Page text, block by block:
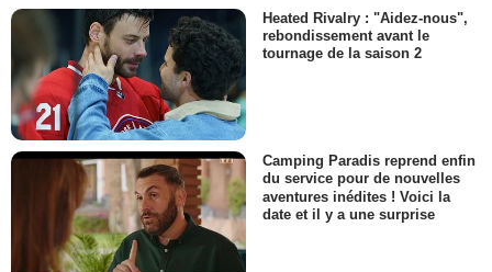
Heated Rivalry : "Aidez-nous",
rebondissement avant le
tournage de la saison 2
Camping Paradis reprend enfin
du service pour de nouvelles
aventures inédites ! Voici la
date et il y a une surprise